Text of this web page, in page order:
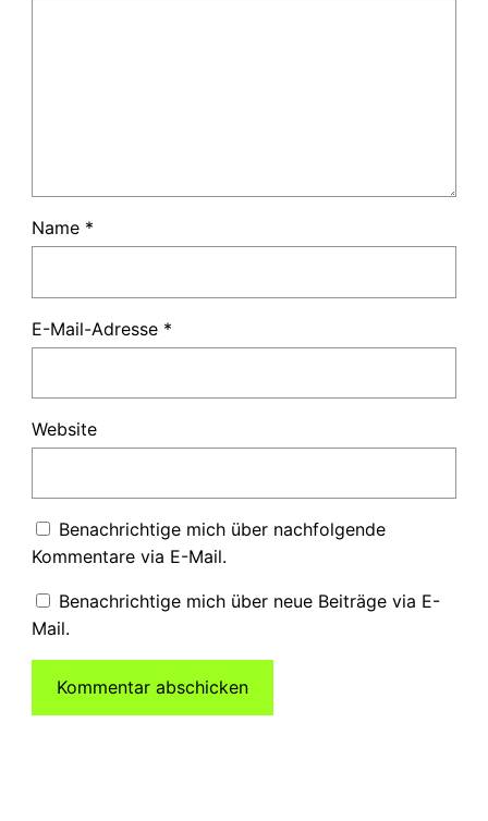
Name *
E-Mail-Adresse *
Website
Benachrichtige mich über nachfolgende
Kommentare via E-Mail.
Benachrichtige mich über neue Beiträge via E-
Mail.